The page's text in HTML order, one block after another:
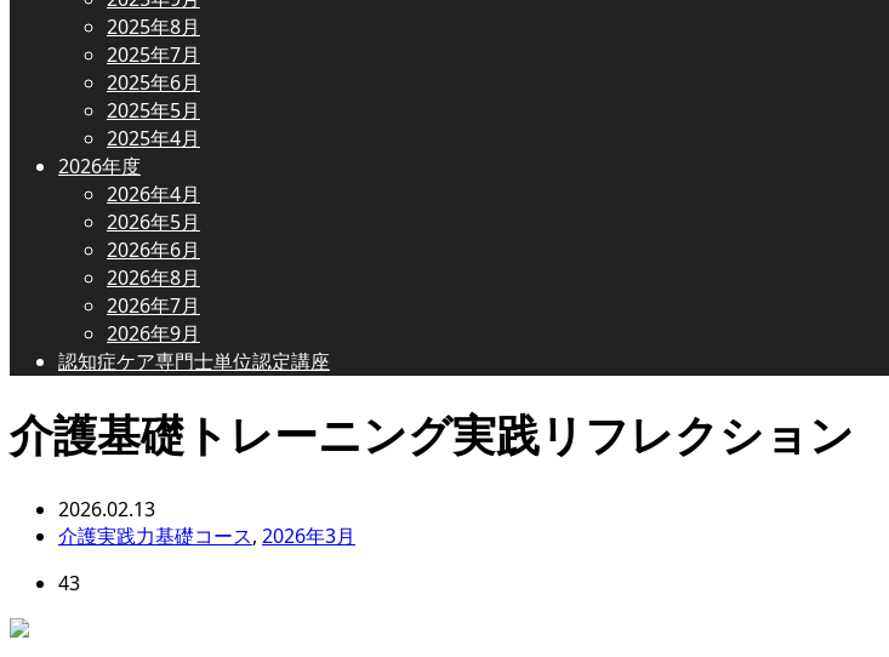
2025年8月
2025年7月
2025年6月
2025年5月
2025年4月
2026年度
2026年4月
2026年5月
2026年6月
2026年8月
2026年7月
2026年9月
認知症ケア専門士単位認定講座
介護基礎トレーニング実践リフレクション
2026.02.13
介護実践力基礎コース, 2026年3月
43